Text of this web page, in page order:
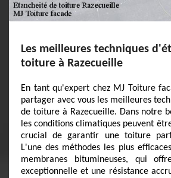
Les meilleures techniques
toiture à Razecueille
En tant qu'expert chez MJ Toiture
partager avec vous les meilleures
de toiture à Razecueille. Dans notre
les conditions climatiques peuvent
crucial de garantir une toiture
L'une des méthodes les plus
membranes bitumineuses, qui
exceptionnelle et une résistance